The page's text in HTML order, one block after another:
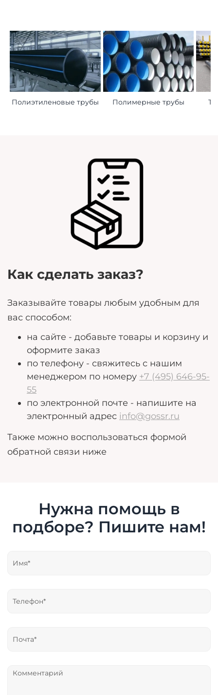
Полиэтиленовые трубы Полимерные трубы
Как сделать заказ?
Заказывайте товары любым удобным для
вас способом:
на сайте - добавьте товары и корзину и
оформите заказ
по телефону - свяжитесь с нашим
менеджером по номеру +7 (495) 646-95-
55
по электронной почте - напишите на
электронный адрес info@gossr.ru
Также можно воспользоваться формой
обратной связи ниже
Нужна помощь в
подборе? Пишите нам!